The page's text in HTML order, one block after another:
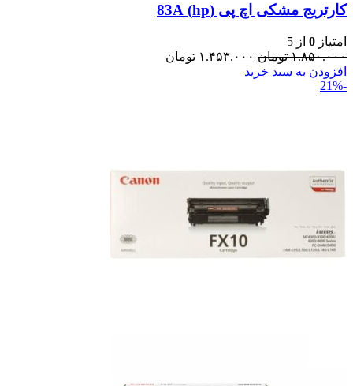
کارتریج مشکی اچ پی (hp) 83A
امتیاز 0 از 5
۱.۸۵۰.۰۰۰ تومان ۱.۴۵۳.۰۰۰ تومان
افزودن به سبد خرید
-21%